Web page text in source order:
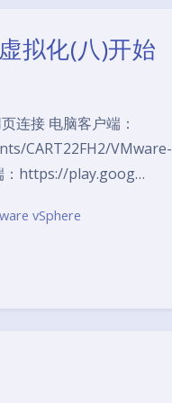
拟化(八)开始
连接 电脑客户端：
CART22FH2/VMware-
：https://play.goog…
vSphere